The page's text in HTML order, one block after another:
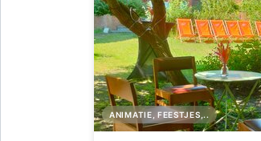
ANIMATIE, FEESTJES,..